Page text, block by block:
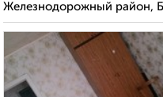
Железнодорожный район,